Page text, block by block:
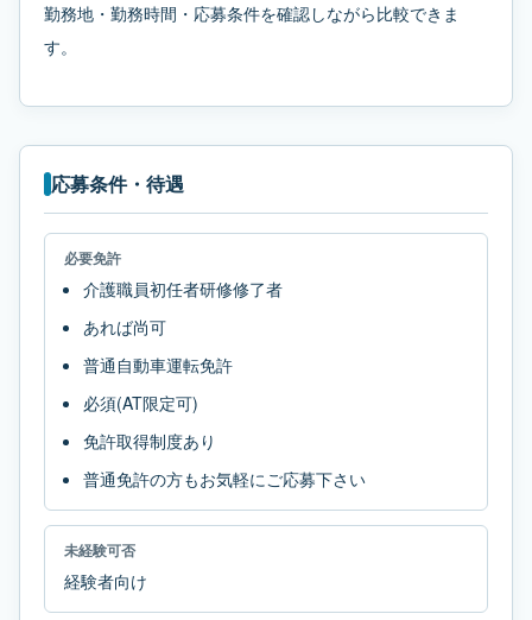
勤務地・勤務時間・応募条件を確認しながら比較できま
す。
応募条件・待遇
必要免許
介護職員初任者研修修了者
あれば尚可
普通自動車運転免許
必須(AT限定可)
免許取得制度あり
普通免許の方もお気軽にご応募下さい
未経験可否
経験者向け